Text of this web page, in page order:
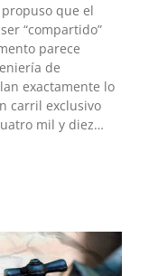
que el
“compartido”
parece
de
exactamente lo
carril exclusivo
mil y diez…